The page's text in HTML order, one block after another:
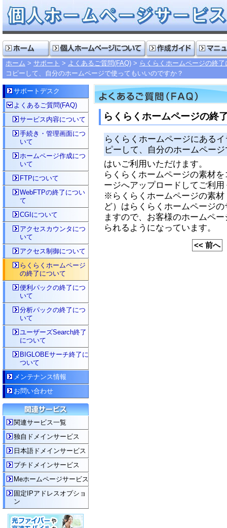
ホーム サポート よくあるご質問(FAQ)
らくらくホームページの終了
コピーして、自分のホームページで使ってもいいのですか？
らくらくホームページの終
らくらくホームページにある
ピーして、自分のホームペー
はいご利用いただけます。
らくらくホームページの素材
ージへアップロードしてご利
※らくらくホームページの素
ど）はらくらくホームページ
ますので、お客様のホームペ
られるようになっています。
<< 前へ
サポートデスク
よくあるご質問(FAQ)
サービス内容について
手続き・管理画面につ
いて
ホームページ作成につ
いて
FTPについて
WebFTPの終了につい
て
CGIについて
アクセスカウンタにつ
いて
アクセス制御について
らくらくホームページ
の終了について
便利パックの終了につ
いて
分析パックの終了につ
いて
ユーザーズSearch終了
について
BIGLOBEサーチ終了に
ついて
メンテナンス情報
お問い合わせ
関連サービス一覧
独自ドメインサービス
日本語ドメインサービス
プチドメインサービス
Meホームページサービス
固定IPアドレスオプショ
ン